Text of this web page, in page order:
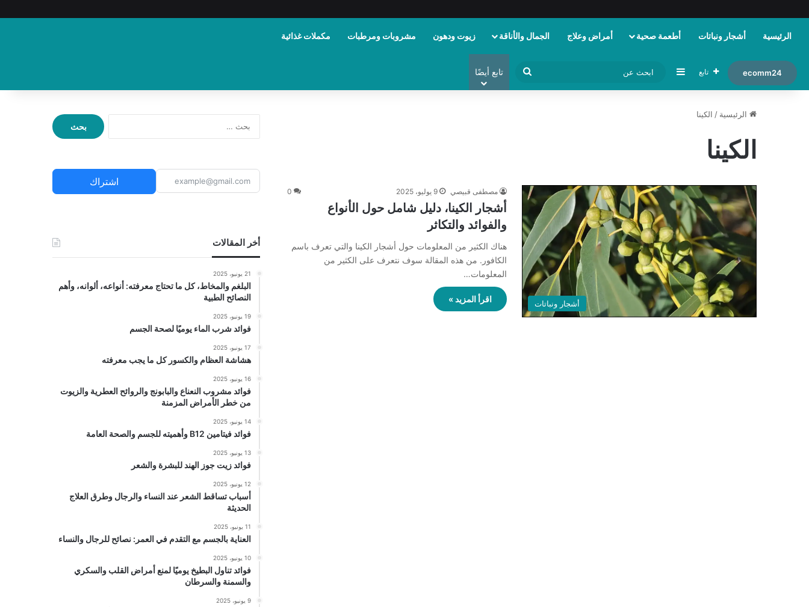
الرئيسية أشجار ونباتات أطعمة صحية أمراض وعلاج الجمال والأناقة زيوت ودهون مشروبات ومرطبات مكملات غذائية
ecomm24 تابع إضافة عمود جانبي
عن
تابع أيضًا
الرئيسية / الكينا
الكينا
أشجار ونباتات
مصطفى قبيصي 9 يوليو، 2025 0
أشجار الكينا، دليل شامل حول الأنواع
والفوائد والتكاثر
هناك الكثير من المعلومات حول أشجار الكينا والتي تعرف باسم
الكافور. من هذه المقالة سوف نتعرف على الكثير من
المعلومات…
اقرأ المزيد »
ث
ع
ن
اشتراك
أخر المقالات
21 يونيو، 2025
البلغم والمخاط، كل ما تحتاج معرفته: أنواعه، ألوانه، وأهم
النصائح الطبية
19 يونيو، 2025
فوائد شرب الماء يوميًا لصحة الجسم
17 يونيو، 2025
هشاشة العظام والكسور كل ما يجب معرفته
16 يونيو، 2025
فوائد مشروب النعناع والبابونج والروائح العطرية والزيوت
من خطر الأمراض المزمنة
14 يونيو، 2025
فوائد فيتامين B12 وأهميته للجسم والصحة العامة
13 يونيو، 2025
فوائد زيت جوز الهند للبشرة والشعر
12 يونيو، 2025
أسباب تساقط الشعر عند النساء والرجال وطرق العلاج
الحديثة
11 يونيو، 2025
العناية بالجسم مع التقدم في العمر: نصائح للرجال والنساء
10 يونيو، 2025
فوائد تناول البطيخ يوميًا لمنع أمراض القلب والسكري
والسمنة والسرطان
9 يونيو، 2025